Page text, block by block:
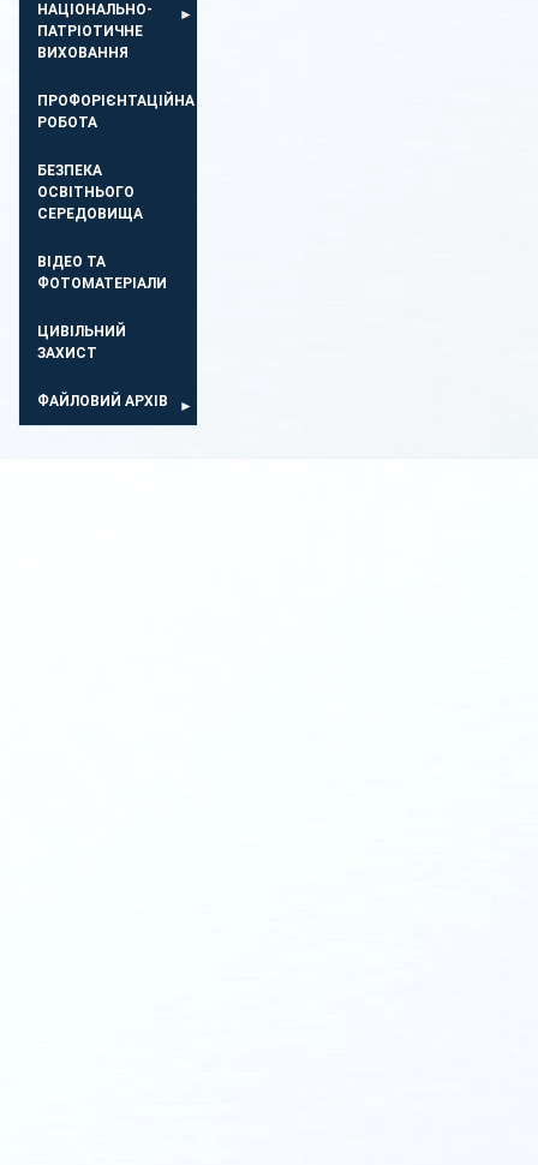
НАЦІОНАЛЬНО-
ПАТРІОТИЧНЕ
ВИХОВАННЯ
ПРОФОРІЄНТАЦІЙНА
РОБОТА
БЕЗПЕКА
ОСВIТНЬОГО
СЕРЕДОВИЩА
ВІДЕО ТА
ФОТОМАТЕРІАЛИ
ЦИВІЛЬНИЙ
ЗАХИСТ
ФАЙЛОВИЙ АРХІВ